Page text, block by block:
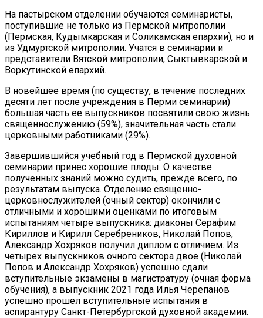
На пастырском отделении обучаются семинаристы,
поступившие не только из Пермской митрополии
(Пермская, Кудымкарская и Соликамская епархии), но и
из Удмуртской митрополии. Учатся в семинарии и
представители Вятской митрополии, Сыктывкарской и
Воркутинской епархий.
В новейшее время (по существу, в течение последних
десяти лет после учреждения в Перми семинарии)
большая часть ее выпускников посвятили свою жизнь
священнослужению (59%), значительная часть стали
церковными работниками (29%).
Завершившийся учебный год в Пермской духовной
семинарии принес хорошие плоды. О качестве
полученных знаний можно судить, прежде всего, по
результатам выпуска. Отделение священно-
церковнослужителей (очный сектор) окончили с
отличными и хорошими оценками по итоговым
испытаниям четыре выпускника: диаконы Серафим
Кириллов и Кирилл Серебреников, Николай Попов,
Александр Хохряков получил диплом с отличием. Из
четырех выпускников очного сектора двое (Николай
Попов и Александр Хохряков) успешно сдали
вступительные экзамены в магистратуру (очная форма
обучения), а выпускник 2021 года Илья Черепанов
успешно прошел вступительные испытания в
аспирантуру Санкт-Петербургской духовной академии.